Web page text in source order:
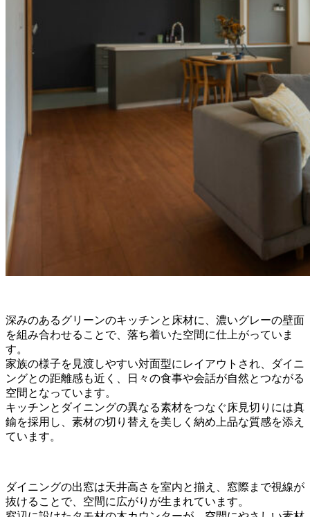
深みのあるグリーンのキッチンと床材に、濃いグレーの壁面
を組み合わせることで、落ち着いた空間に仕上がっていま
す。
家族の様子を見渡しやすい対面型にレイアウトされ、ダイニ
ングとの距離感も近く、日々の食事や会話が自然とつながる
空間となっています。
キッチンとダイニングの異なる素材をつなぐ床見切りには真
鍮を採用し、素材の切り替えを美しく納め上品な質感を添え
ています。
ダイニングの出窓は天井高さを室内と揃え、窓際まで視線が
抜けることで、空間に広がりが生まれています。